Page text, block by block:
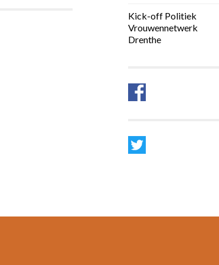
Kick-off Politiek
Vrouwennetwerk
Drenthe